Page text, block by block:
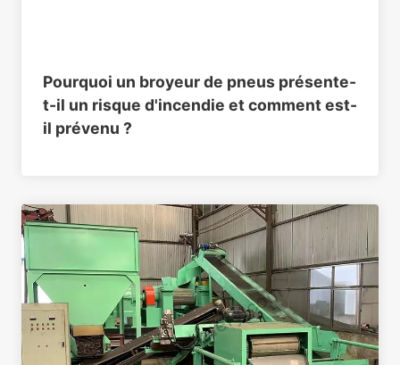
Pourquoi un broyeur de pneus présente-
t-il un risque d'incendie et comment est-
il prévenu ?